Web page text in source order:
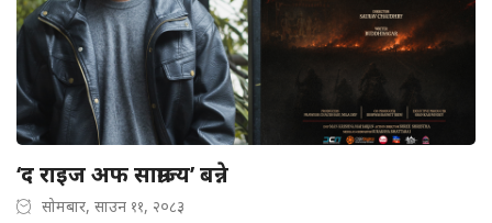
‘द राइज अफ साम्राज्य’ बन्ने
सोमबार, साउन ११, २०८३